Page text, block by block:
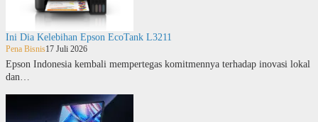
Ini Dia Kelebihan Epson EcoTank L3211
Pena Bisnis17 Juli 2026
Epson Indonesia kembali mempertegas komitmennya terhadap inovasi lokal
dan…